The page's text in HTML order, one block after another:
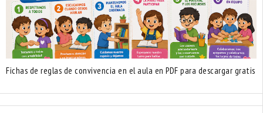
Fichas de reglas de convivencia en el aula en PDF para descargar gratis